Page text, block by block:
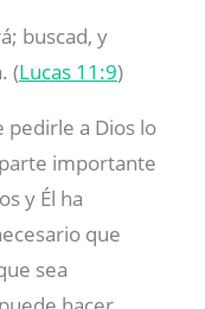
buscad, y
(Lucas 11:9)
a Dios lo
importante
y Él ha
que
sea